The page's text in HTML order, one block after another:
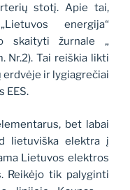
stotį. Apie tai,
energija“
skaityti žurnale „
Nr.2). Tai reiškia likti
ir lygiagrečiai
EES.
bet labai
lietuviška elektra į
Lietuvos elektros
Reikėjo tik palyginti